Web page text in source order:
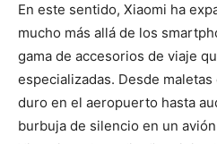
En este sentido, Xiaomi ha
mucho más allá de los
gama de accesorios de viaje
especializadas. Desde
duro en el aeropuerto hasta
burbuja de silencio en un